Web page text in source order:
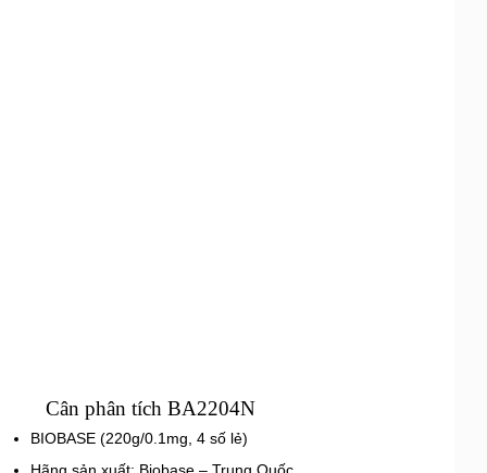
Cân phân tích BA2204N
BIOBASE (220g/0.1mg, 4 số lẻ)